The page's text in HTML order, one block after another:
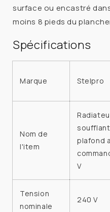
surface ou encastré
moins 8 pieds du
Spécifications
Marque Stelpro
Nom de
l'item
plafond
V
Tension
nominale
240 V